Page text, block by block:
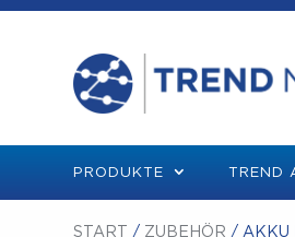
PRODUKTE TREND
START / ZUBEHÖR / AKKU